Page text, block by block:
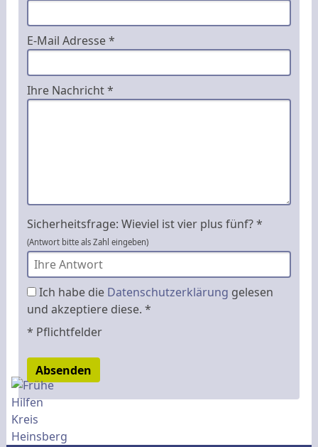
E-Mail Adresse *
Ihre Nachricht *
Sicherheitsfrage: Wieviel ist vier plus fünf? *
(Antwort bitte als Zahl eingeben)
Ich habe die Datenschutzerklärung gelesen
und akzeptiere diese. *
* Pflichtfelder